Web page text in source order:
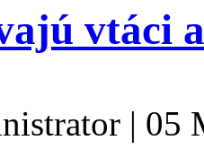
vtáci
| 05